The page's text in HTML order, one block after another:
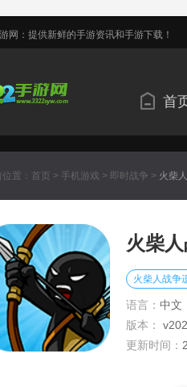
网：提供新鲜的手游资讯和手游下载！
首
置： 首页 > 手机游戏 > 即时战争 > 火柴
火柴
火柴人战争
语言： 中文
版本：
更新时间：